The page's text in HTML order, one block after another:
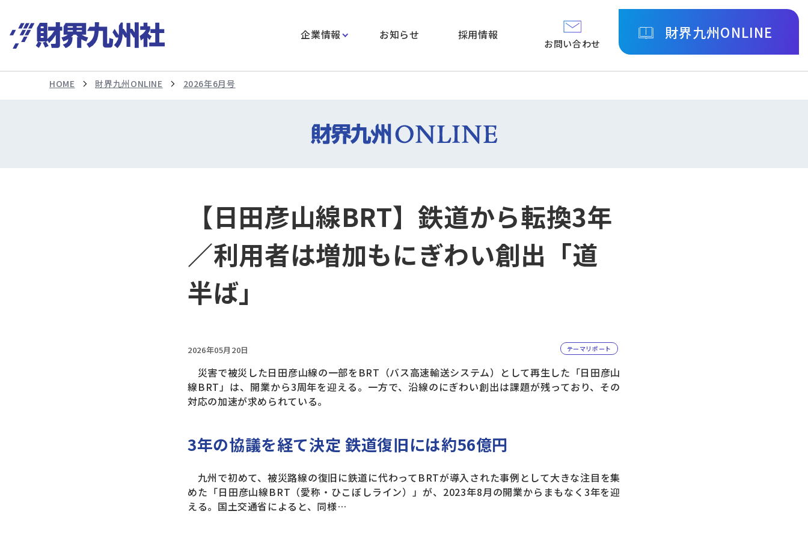
企業情報 お知らせ 採用情報
お問い合わせ
財界九州ONLINE
HOME 財界九州ONLINE 2026年6月号
【日田彦山線BRT】鉄道から転換3年
／利用者は増加もにぎわい創出「道
半ば」
2026年05月20日 テーマリポート
災害で被災した日田彦山線の一部をBRT（バス高速輸送システム）として再生した「日田彦山
線BRT」は、開業から3周年を迎える。一方で、沿線のにぎわい創出は課題が残っており、その
対応の加速が求められている。
3年の協議を経て決定 鉄道復旧には約56億円
九州で初めて、被災路線の復旧に鉄道に代わってBRTが導入された事例として大きな注目を集
めた「日田彦山線BRT（愛称・ひこぼしライン）」が、2023年8月の開業からまもなく3年を迎
える。国土交通省によると、同様…